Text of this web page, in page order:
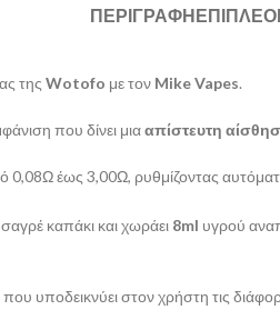
ΠΕΡΙΓΡΑΦΉ
της Wotofo με τον Mike Vapes.
που δίνει μιααπίστευτη
0,08Ω έως 3,00Ω, ρυθμίζοντας
καπάκι και χωράει 8ml υγρού
που υποδεικνύει στον χρήστη τις